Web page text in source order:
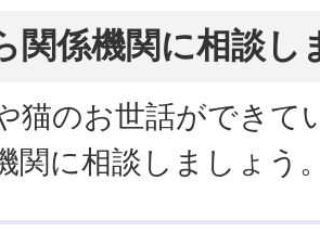
関係機関に相談し
猫のお世話ができて
関に相談しましょう